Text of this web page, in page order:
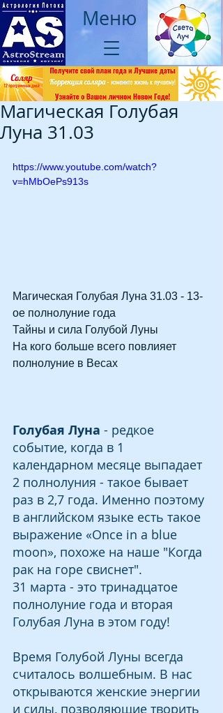
Меню
Магическая Голубая
Луна 31.03
https://www.youtube.com/watch?
v=hMbOePs913s
Магическая Голубая Луна 31.03 - 13-
ое полнолуние года
Тайны и сила Голубой Луны
На кого больше всего повлияет
полнолуние в Весах
Голубая Луна - редкое
событие, когда в 1
календарном месяце выпадает
2 полнолуния - такое бывает
раз в 2,7 года. Именно поэтому
в английском языке есть такое
выражение «Once in a blue
moon», похоже на наше "Когда
рак на горе свиснет".
31 марта - это тринадцатое
полнолуние года и вторая
Голубая Луна в этом году!
Время Голубой Луны всегда
считалось волшебным. В нас
открываются женские энергии
и силы, позволяющие творить